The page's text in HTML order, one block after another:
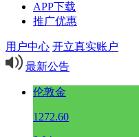
APP下载
推广优惠
用户中心 开立真实账户
最新公告
伦敦金
1272.60